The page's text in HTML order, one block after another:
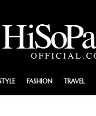
FASHION TRAVEL